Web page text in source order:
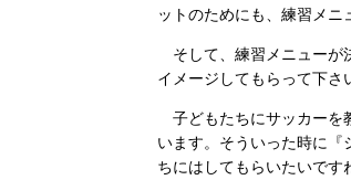
ットのためにも、練習メニ
そして、練習メニューが
イメージしてもらって下さ
子どもたちにサッカーを
います。そういった時に『
ちにはしてもらいたいです